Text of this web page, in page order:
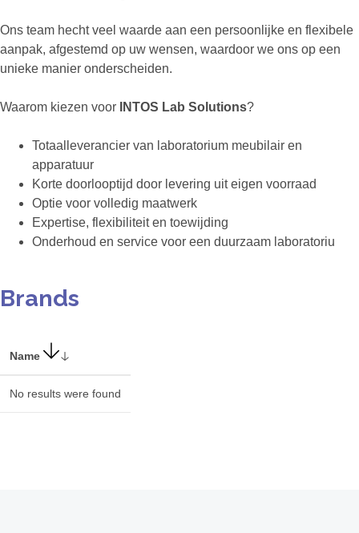
Ons team hecht veel waarde aan een persoonlijke en flexibele
aanpak, afgestemd op uw wensen, waardoor we ons op een
unieke manier onderscheiden.
Waarom kiezen voor INTOS Lab Solutions?
Totaalleverancier van laboratorium meubilair en
apparatuur
Korte doorlooptijd door levering uit eigen voorraad
Optie voor volledig maatwerk
Expertise, flexibiliteit en toewijding
Onderhoud en service voor een duurzaam laboratoriu
Brands
Name
No results were found